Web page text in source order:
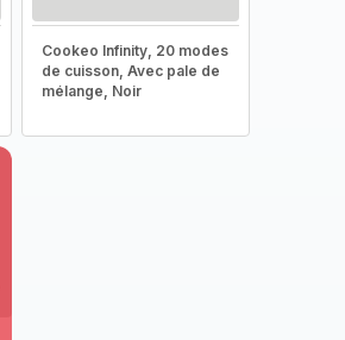
Cookeo Infinity, 20 modes
de cuisson, Avec pale de
mélange, Noir